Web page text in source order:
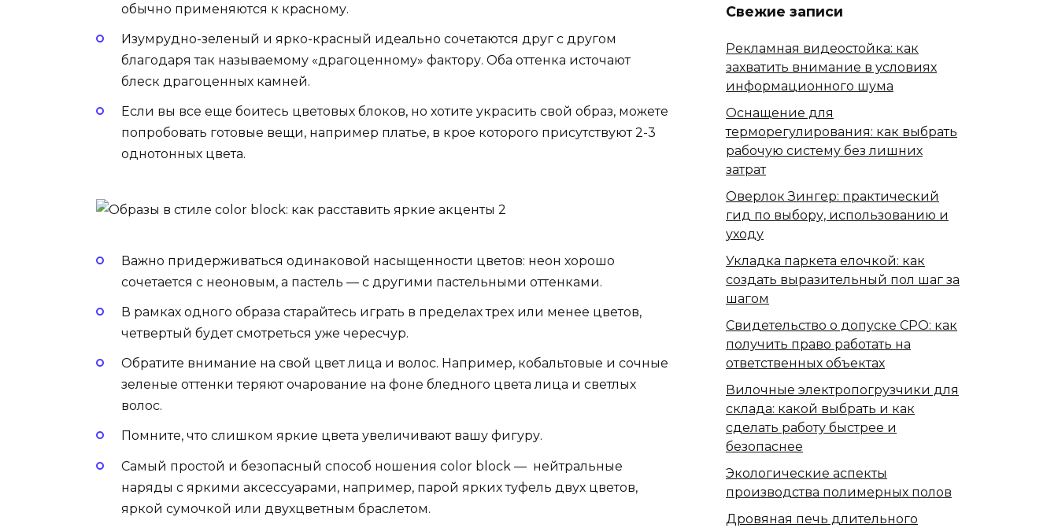
обычно применяются к красному.
Изумрудно-зеленый и ярко-красный идеально сочетаются друг с другом
благодаря так называемому «драгоценному» фактору. Оба оттенка источают
блеск драгоценных камней.
Если вы все еще боитесь цветовых блоков, но хотите украсить свой образ, можете
попробовать готовые вещи, например платье, в крое которого присутствуют 2-3
однотонных цвета.
Важно придерживаться одинаковой насыщенности цветов: неон хорошо
сочетается с неоновым, а пастель — с другими пастельными оттенками.
В рамках одного образа старайтесь играть в пределах трех или менее цветов,
четвертый будет смотреться уже чересчур.
Обратите внимание на свой цвет лица и волос. Например, кобальтовые и сочные
зеленые оттенки теряют очарование на фоне бледного цвета лица и светлых
волос.
Помните, что слишком яркие цвета увеличивают вашу фигуру.
Самый простой и безопасный способ ношения color block — нейтральные
наряды с яркими аксессуарами, например, парой ярких туфель двух цветов,
яркой сумочкой или двухцветным браслетом.
Свежие записи
Рекламная видеостойка: как
захватить внимание в условиях
информационного шума
Оснащение для
терморегулирования: как выбрать
рабочую систему без лишних
затрат
Оверлок Зингер: практический
гид по выбору, использованию и
уходу
Укладка паркета елочкой: как
создать выразительный пол шаг за
шагом
Свидетельство о допуске СРО: как
получить право работать на
ответственных объектах
Вилочные электропогрузчики для
склада: какой выбрать и как
сделать работу быстрее и
безопаснее
Экологические аспекты
производства полимерных полов
Дровяная печь длительного